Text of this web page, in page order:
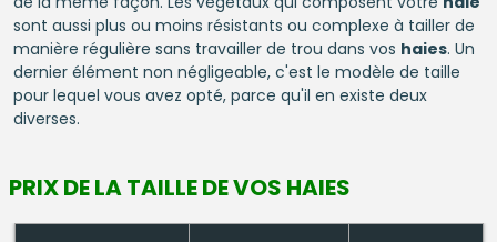
sont aussi plus ou moins résistants ou complexe à tailler de
manière régulière sans travailler de trou dans vos haies. Un
dernier élément non négligeable, c'est le modèle de taille
pour lequel vous avez opté, parce qu'il en existe deux
diverses.
PRIX DE LA TAILLE DE VOS HAIES